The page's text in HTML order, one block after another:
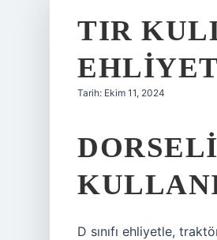
TIR
Tarih: Ekim 11, 2024
D sınıfı ehliyetle,